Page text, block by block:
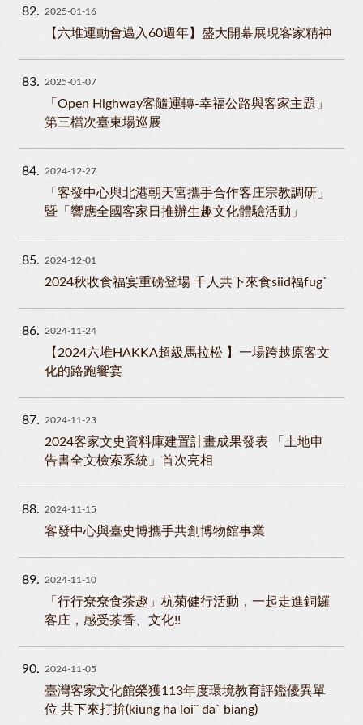
82 2025-01-16
【六堆運動會邁入60週年】盛大開幕展現客家精神
83 2025-01-07
「Open Highway客隨運轉-幸福公路與客家主題」
第三檔次臺東場巡展
84 2024-12-27
「客發中心與北港朝天宮攜手合作客庄宗教調研」
暨「響應全國客家日推辦生趣文化體驗活動」
85 2024-12-01
2024秋收食福宴重磅登場 千人共下來食siid福fugˋ
86 2024-11-24
【2024六堆HAKKA超級馬拉松 】一場跨越原客文
化的路跑饗宴
87 2024-11-23
2024客家文史資料庫建置計畫成果發表 「土地申
告書全文檢索系統」首次亮相
88 2024-11-15
客發中心與臺史博攜手共創博物館事業
89 2024-11-10
「行行尞尞食茶趣」杭菊健行活動，一起走進銅鑼
客庄，感受茶香、文化!!
90 2024-11-05
臺灣客家文化館榮獲113年度環境教育評鑑優異單
位 共下來打拚(kiung ha loiˇ daˋ biang)